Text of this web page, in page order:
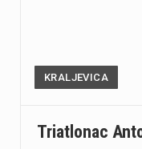
KRALJEVICA
Triatlonac